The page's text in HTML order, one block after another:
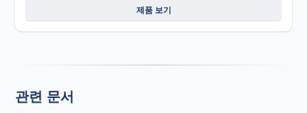
제품 보기
관련 문서